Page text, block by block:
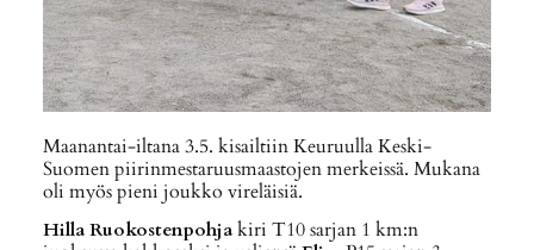
Maanantai-iltana 3.5. kisailtiin Keuruulla Keski-
Suomen piirinmestaruusmaastojen merkeissä. Mukana
oli myös pieni joukko vireläisiä.
Hilla Ruokostenpohjakiri T10 sarjan 1 km:n